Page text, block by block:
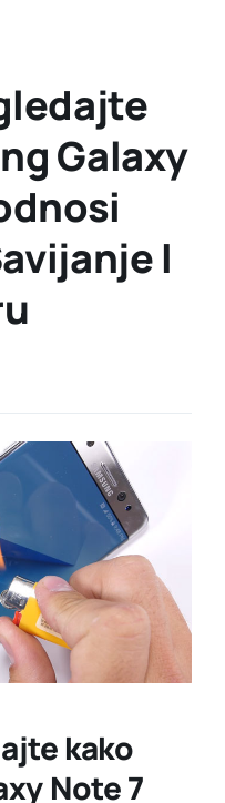
Galaxy
I
kako
Note 7